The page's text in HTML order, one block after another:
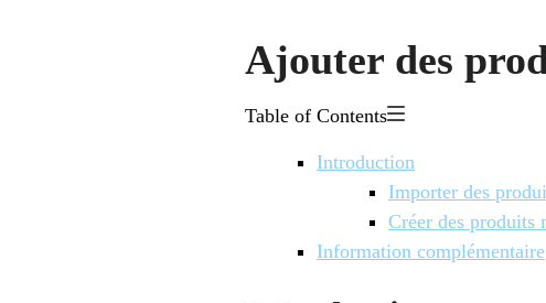
Ajouter des
Table of Contents
Introduction
Importer des
Créer des produits
Information complémentaire